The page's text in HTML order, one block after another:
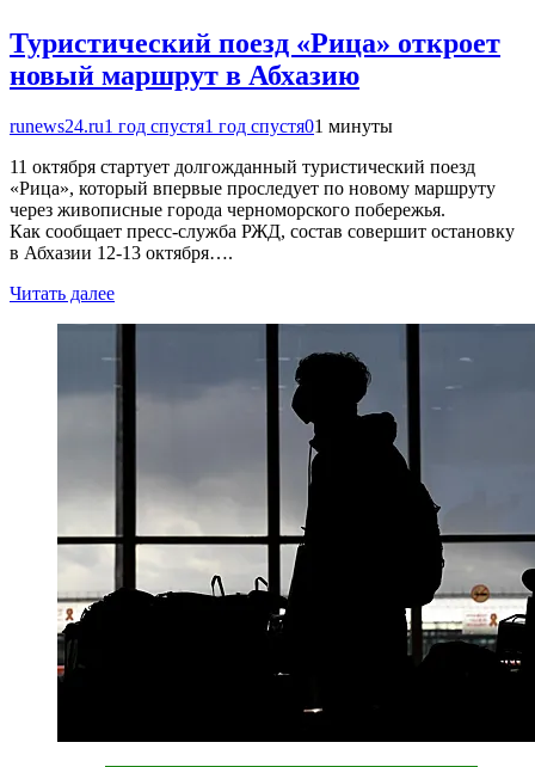
Туристический поезд «Рица» откроет
новый маршрут в Абхазию
runews24.ru1 год спустя1 год спустя01 минуты
11 октября стартует долгожданный туристический поезд
«Рица», который впервые проследует по новому маршруту
через живописные города черноморского побережья.
Как сообщает пресс-служба РЖД, состав совершит остановку
в Абхазии 12-13 октября….
Читать далее